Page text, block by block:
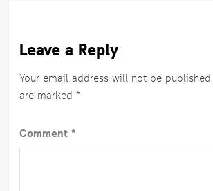
Leave a Reply
Your email address will not be published.
are marked *
Comment *